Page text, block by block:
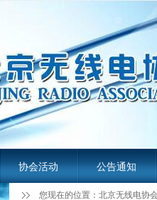
协会活动 公告通知
您现在的位置： 北京无线电协